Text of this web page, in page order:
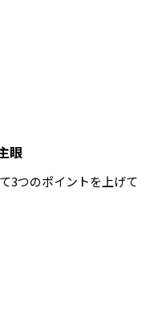
眼
3つのポイントを上げて